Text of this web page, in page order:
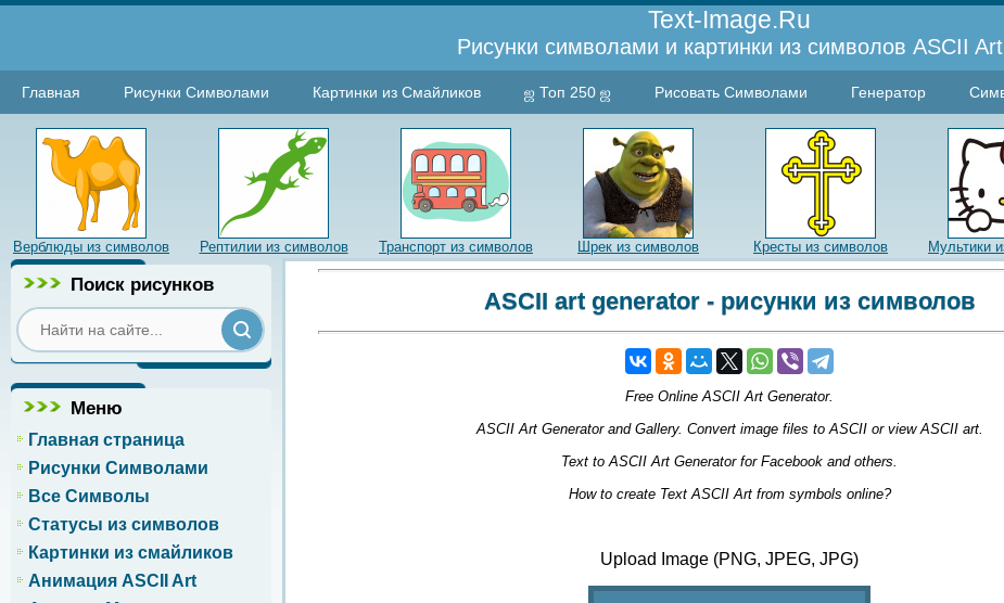
Text-Image.Ru
Рисунки символами и картинки из символов ASCII Art
Главная Рисунки Символами Картинки из Смайликов ஜ Топ 250 ஜ Рисовать Символами Генератор
Верблюды из символов Рептилии из символов Транспорт из символов Шрек из символов Кресты из символов Мультики
Поиск рисунков
Меню
Главная страница
Рисунки Символами
Все Символы
Статусы из символов
Картинки из смайликов
Анимация ASCII Art
ASCII art generator - рисунки из символов
Free Online ASCII Art Generator.
ASCII Art Generator and Gallery. Convert image files to ASCII or view ASCII art.
Text to ASCII Art Generator for Facebook and others.
How to create Text ASCII Art from symbols online?
Upload Image (PNG, JPEG, JPG)